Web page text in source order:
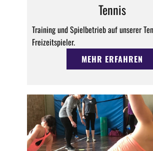
Tennis
Training und Spielbetrieb auf unserer
Freizeitspieler.
MEHR ERFAHREN